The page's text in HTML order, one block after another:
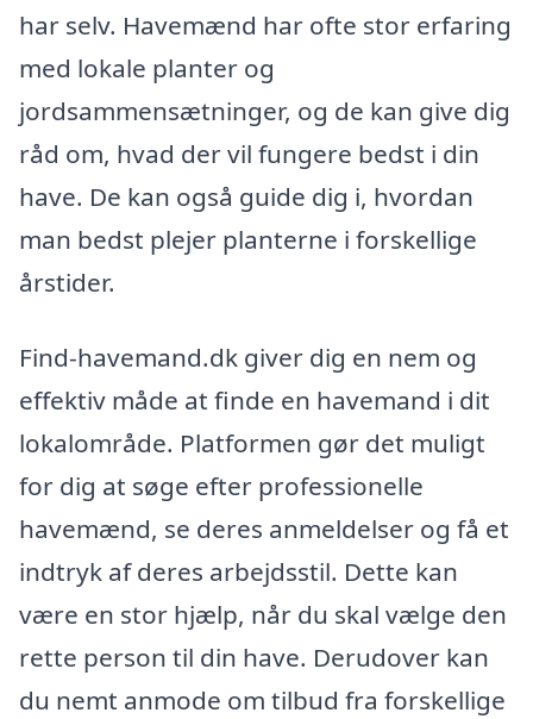
har selv. Havemænd har ofte stor erfaring
med lokale planter og
jordsammensætninger, og de kan give dig
råd om, hvad der vil fungere bedst i din
have. De kan også guide dig i, hvordan
man bedst plejer planterne i forskellige
årstider.
Find-havemand.dk giver dig en nem og
effektiv måde at finde en havemand i dit
lokalområde. Platformen gør det muligt
for dig at søge efter professionelle
havemænd, se deres anmeldelser og få et
indtryk af deres arbejdsstil. Dette kan
være en stor hjælp, når du skal vælge den
rette person til din have. Derudover kan
du nemt anmode om tilbud fra forskellige